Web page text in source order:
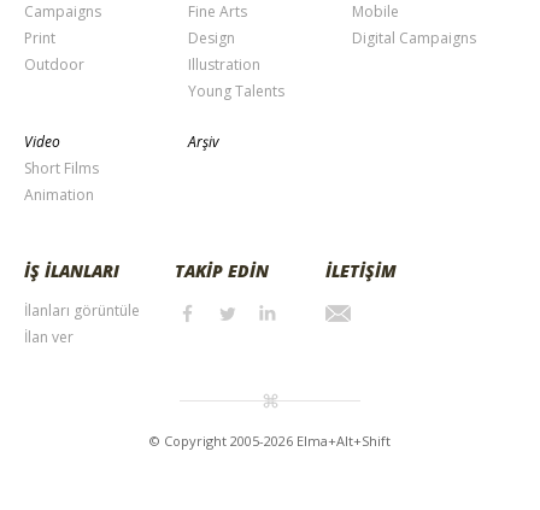
Campaigns
Print
Outdoor
Fine Arts
Design
Illustration
Young Talents
Mobile
Digital Campaigns
Video
Short Films
Animation
Arşiv
İŞ İLANLARI
İlanları görüntüle
İlan ver
TAKİP EDİN İLETİŞİM
© Copyright 2005-2026 Elma+Alt+Shift